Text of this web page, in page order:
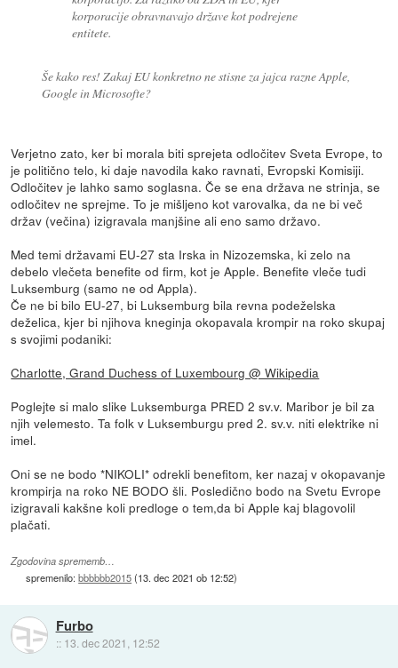
korporacije obravnavajo države kot podrejene
entitete.
Še kako res! Zakaj EU konkretno ne stisne za jajca razne Apple,
Google in Microsofte?
Verjetno zato, ker bi morala biti sprejeta odločitev Sveta Evrope, to
je politično telo, ki daje navodila kako ravnati, Evropski Komisiji.
Odločitev je lahko samo soglasna. Če se ena država ne strinja, se
odločitev ne sprejme. To je mišljeno kot varovalka, da ne bi več
držav (večina) izigravala manjšine ali eno samo državo.
Med temi državami EU-27 sta Irska in Nizozemska, ki zelo na
debelo vlečeta benefite od firm, kot je Apple. Benefite vleče tudi
Luksemburg (samo ne od Appla).
Če ne bi bilo EU-27, bi Luksemburg bila revna podeželska
deželica, kjer bi njihova kneginja okopavala krompir na roko skupaj
s svojimi podaniki:
Charlotte, Grand Duchess of Luxembourg @ Wikipedia
Poglejte si malo slike Luksemburga PRED 2 sv.v. Maribor je bil za
njih velemesto. Ta folk v Luksemburgu pred 2. sv.v. niti elektrike ni
imel.
Oni se ne bodo *NIKOLI* odrekli benefitom, ker nazaj v okopavanje
krompirja na roko NE BODO šli. Posledično bodo na Svetu Evrope
izigravali kakšne koli predloge o tem,da bi Apple kaj blagovolil
plačati.
Zgodovina sprememb…
spremenilo:bbbbbb2015(13. dec 2021 ob 12:52)
Furbo
:: 13. dec 2021, 12:52